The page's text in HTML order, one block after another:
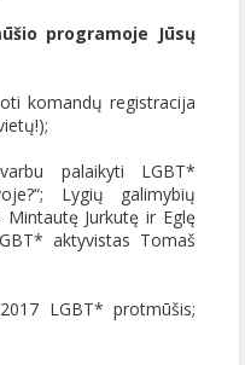
programoje Jūsų
komandų registracija
palaikyti LGBT*
Lygių galimybių
Jurkutę ir Eglę
aktyvistas Tomaš
LGBT* protmūšis;